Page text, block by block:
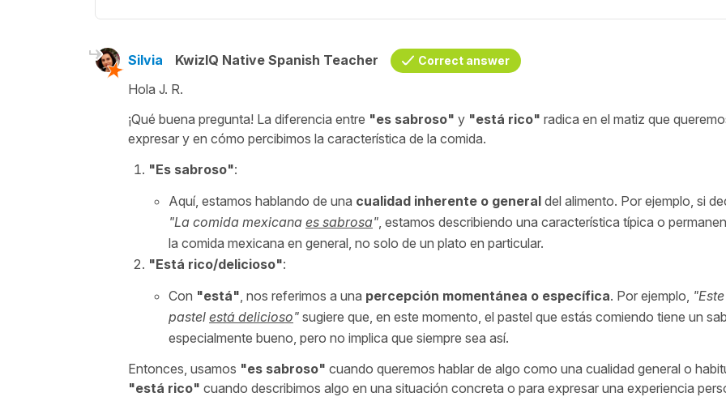
Silvia KwizIQ Native Spanish Teacher Correct answer
Hola J. R.
¡Qué buena pregunta! La diferencia entre "es sabroso" y "está rico" radica en el matiz que
expresar y en cómo percibimos la característica de la comida.
"Es sabroso":
Aquí, estamos hablando de una cualidad inherente o general del alimento. Por ejemplo, si
"La comida mexicana es sabrosa" , estamos describiendo una característica típica o
la comida mexicana en general, no solo de un plato en particular.
"Está rico/delicioso":
Con "está" , nos referimos a una percepción momentánea o específica. Por ejemplo, "Este
pastel está delicioso" sugiere que, en este momento, el pastel que estás comiendo tiene un
especialmente bueno, pero no implica que siempre sea así.
Entonces, usamos "es sabroso" cuando queremos hablar de algo como una cualidad general o
"está rico" cuando describimos algo en una situación concreta o para expresar una experiencia